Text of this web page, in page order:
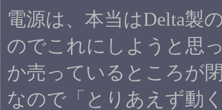
電源は、本当はDelta製
のでこれにしようと思
か売っているところが
なので「とりあえず動